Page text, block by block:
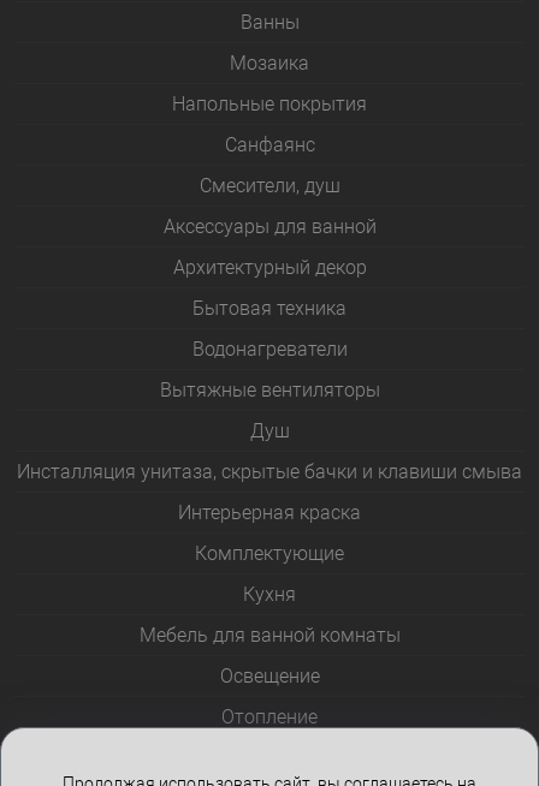
Bанны
Мозаика
Напольные покрытия
Санфаянс
Смесители, душ
Аксессуары для ванной
Архитектурный декор
Бытовая техника
Водонагреватели
Вытяжные вентиляторы
Душ
Инсталляция унитаза, скрытые бачки и клавиши смыва
Интерьерная краска
Комплектующие
Кухня
Мебель для ванной комнаты
Освещение
Отопление